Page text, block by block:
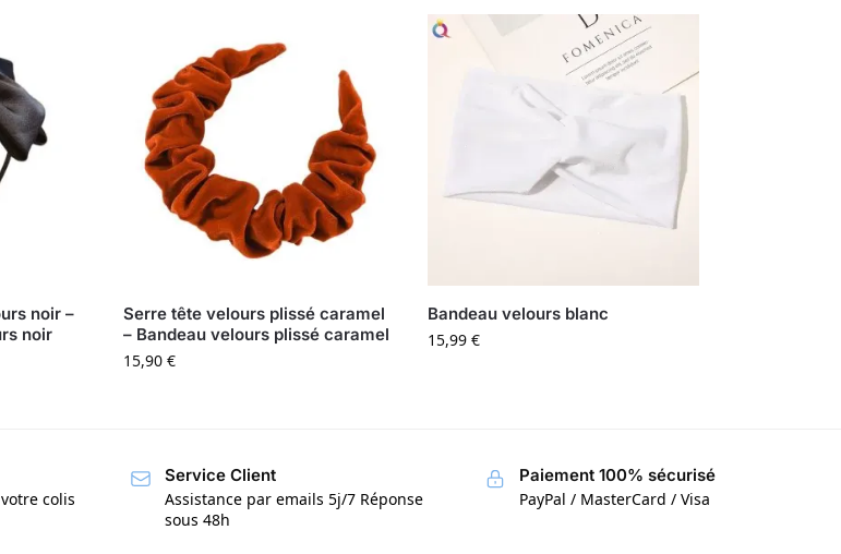
noir –
noir
Serre tête velours plissé caramel
– Bandeau velours plissé caramel
15,90€
Bandeau velours blanc
15,99€
colis
Service Client
Assistance par emails 5j/7 Réponse
sous 48h
Paiement 100% sécurisé
PayPal / MasterCard / Visa